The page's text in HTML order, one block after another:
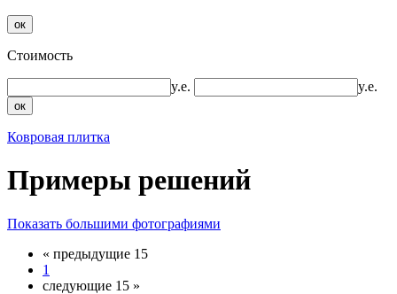
ок
Стоимость
y.e. y.e.
ок
Ковровая плитка
Примеры решений
Показать большими фотографиями
« предыдущие 15
1
следующие 15 »